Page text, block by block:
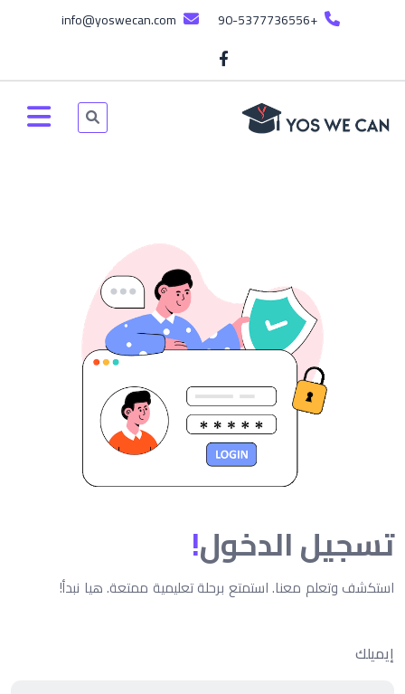
+90-5377736556
تسجيل الدخول!
استكشف وتعلم معنا. استمتع برحلة تعليمية ممتعة. هيا نبدأ!
إيميلك